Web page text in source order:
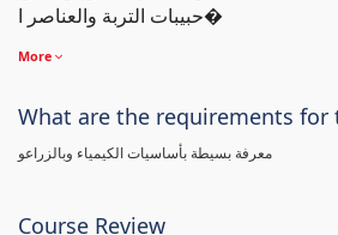
حبيبات التربة والعناصر ا�
More
What are the requirements for
معرفة بسيطة بأساسيات الكيمياء وبالزراعو
Course Review